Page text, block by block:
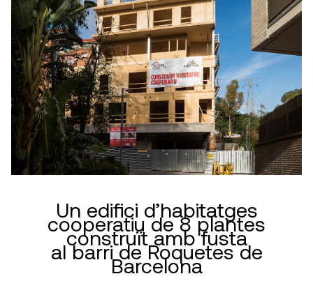
Un edifici d’habitatges
cooperatiu de 8 plantes
construït amb fusta
al barri de Roquetes de
Barcelona